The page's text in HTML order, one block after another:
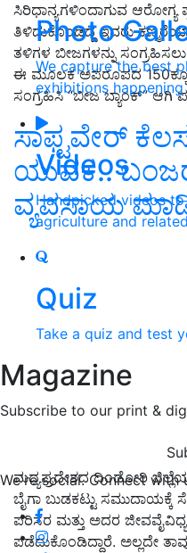
Photo
We capture the best
exhibitions
Videos
Handpicked videos
agriculture and
Quiz
Take a quiz and test
Magazine
Subscribe to our print &
We're social. Connect with
ಸಿರಿಧಾನ್ಯಗಳಿಂದಾಗುವ
ತಿಳಿದುಕೊಂಡಿದ್ದ ಇವರು
ತಳಿಗಳ ಬೀಜಗಳನ್ನು
ಈ ಮೂಲಕ ಅಪರೂಪದ 150ಕ್ಕೂ
ಸಂಗ್ರಹಿಸಿ “ಬೀಜ ಬ್ಯಾಂಕ್‌” ಆಗಿ
ಸಾಫ್ಟವೇರ್
ಯುವಕ..
ವ್ಯವಸಾಯ
ಮಧ್ಯಪ್ರದೇಶದ ದಿಂಡೋರಿ
ಬೈಗಾ ಬುಡಕಟ್ಟು
ಪರಿಸರ ಮತ್ತು ಅದರ
ಪಡೆದುಕೊಂಡಿದ್ದಾರೆ. ಅಲ್ಲದೇ